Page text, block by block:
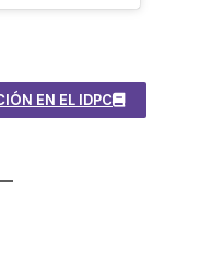
EN EL IDPC